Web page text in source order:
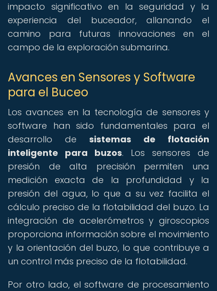
impacto significativo en la seguridad y la
experiencia del buceador, allanando el
camino para futuras innovaciones en el
campo de la exploración submarina.
Avances en Sensores y Software
para el Buceo
Los avances en la tecnología de sensores y
software han sido fundamentales para el
desarrollo de sistemas de flotación
inteligente para buzos. Los sensores de
presión de alta precisión permiten una
medición exacta de la profundidad y la
presión del agua, lo que a su vez facilita el
cálculo preciso de la flotabilidad del buzo. La
integración de acelerómetros y giroscopios
proporciona información sobre el movimiento
y la orientación del buzo, lo que contribuye a
un control más preciso de la flotabilidad.
Por otro lado, el software de procesamiento